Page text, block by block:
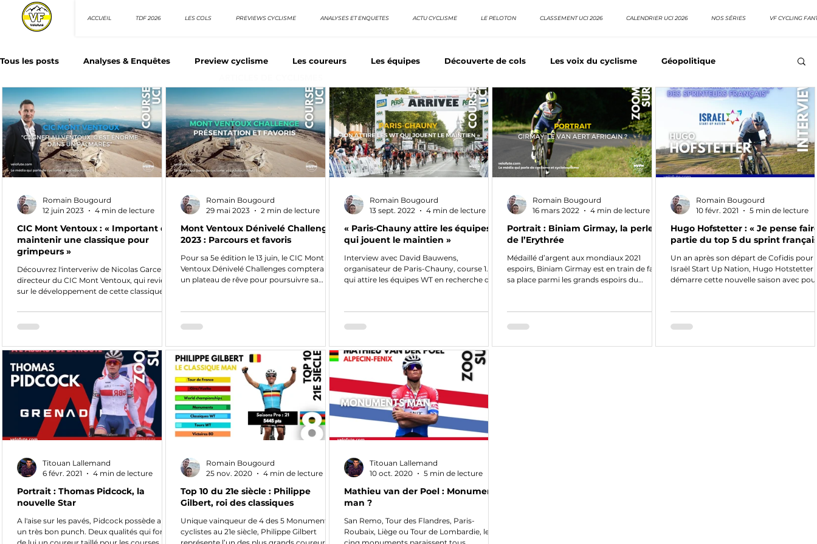
ACCUEIL TDF 2026 LES COLS PREVIEWS CYCLISME ANALYSES ET ENQUETES ACTU CYCLISME LE PELOTON CLASSEMENT UCI 2026 CALENDRIER UCI 2026 NOS SÉRIES VF CYCLING
Tous les posts Analyses & Enquêtes Preview cyclisme Les coureurs Les équipes Découverte de cols Les voix du cyclisme Géopolitique
Les Tuto cyclisme Nos séries - Top 10 21e siècle Nos séries - Coureurs sans GT Nos séries - Baroudeurs Meilleurs équipes Top 10 grimpeurs Top 10 pavé
Top 10 sprinteurs Top 10 rouleurs Giro d'Italia TDF La vuelta / Tour d'Espagne Rétro EpopeeVF Actu cyclisme Neo pro
Villes et itinéraire cyclos
CIC Mont Ventoux : « Important de
maintenir une classique pour
grimpeurs »
Découvrez l'interveriw de Nicolas Garcera,
directeur du CIC Mont Ventoux, qui revient
sur le développement de cette classique
Romain Bougourd
12 juin 2023
4 min de lecture
Mont Ventoux Dénivelé Challenges
2023 : Parcours et favoris
Pour sa 5e édition le 13 juin, le CIC Mont
Ventoux Dénivelé Challenges comptera sur
un plateau de rêve pour poursuivre sa
Romain Bougourd
29 mai 2023
2 min de lecture
« Paris-Chauny attire les équipes
qui jouent le maintien »
Interview avec David Bauwens,
organisateur de Paris-Chauny, course 1.1
qui attire les équipes WT en recherche de
Romain Bougourd
13 sept. 2022
4 min de lecture
Portrait : Biniam Girmay, la perle
de l’Erythrée
Médaillé d’argent aux mondiaux 2021
espoirs, Biniam Girmay est en train de faire
sa place parmi les grands espoirs du
Romain Bougourd
16 mars 2022
4 min de lecture
Hugo Hofstetter : « Je pense
partie du top 5 du sprint
Un an après son départ de Cofidis pour
Israël Start Up Nation, Hugo Hotstetter
démarre cette nouvelle saison avec
Romain Bougourd
10 févr. 2021
5 min de lecture
Portrait : Thomas Pidcock, la
nouvelle Star
A l'aise sur les pavés, Pidcock possède aussi
un très bon punch. Deux qualités qui font
Titouan Lallemand
6 févr. 2021
4 min de lecture
Top 10 du 21e siècle : Philippe
Gilbert, roi des classiques
Unique vainqueur de 4 des 5 Monuments
cyclistes au 21e siècle, Philippe Gilbert
Romain Bougourd
25 nov. 2020
4 min de lecture
Mathieu van der Poel : Monuments
man ?
San Remo, Tour des Flandres, Paris-
Roubaix, Liège ou Tour de Lombardie, les
Titouan Lallemand
10 oct. 2020
5 min de lecture